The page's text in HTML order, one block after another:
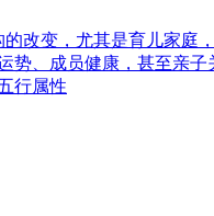
改变，尤其是育儿家庭
、成员健康，甚至亲子
行属性